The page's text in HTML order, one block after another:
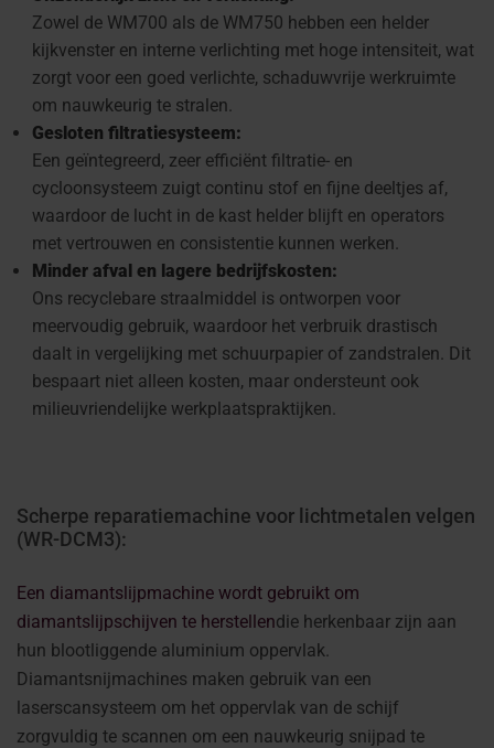
Zowel de WM700 als de WM750 hebben een helder
kijkvenster en interne verlichting met hoge intensiteit, wat
zorgt voor een goed verlichte, schaduwvrije werkruimte
om nauwkeurig te stralen.
Gesloten filtratiesysteem:
Een geïntegreerd, zeer efficiënt filtratie- en
cycloonsysteem zuigt continu stof en fijne deeltjes af,
waardoor de lucht in de kast helder blijft en operators
met vertrouwen en consistentie kunnen werken.
Minder afval en lagere bedrijfskosten:
Ons recyclebare straalmiddel is ontworpen voor
meervoudig gebruik, waardoor het verbruik drastisch
daalt in vergelijking met schuurpapier of zandstralen. Dit
bespaart niet alleen kosten, maar ondersteunt ook
milieuvriendelijke werkplaatspraktijken.
Scherpe reparatiemachine voor lichtmetalen velgen
(WR-DCM3):
Een diamantslijpmachine wordt gebruikt om
diamantslijpschijven te herstellendie herkenbaar zijn aan
hun blootliggende aluminium oppervlak.
Diamantsnijmachines maken gebruik van een
laserscansysteem om het oppervlak van de schijf
zorgvuldig te scannen om een nauwkeurig snijpad te